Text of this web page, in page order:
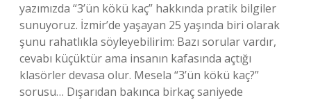
yazımızda “3’ün kökü kaç” hakkında pratik bilgiler
sunuyoruz. İzmir’de yaşayan 25 yaşında biri olarak
şunu rahatlıkla söyleyebilirim: Bazı sorular vardır,
cevabı küçüktür ama insanın kafasında açtığı
klasörler devasa olur. Mesela “3’ün kökü kaç?”
sorusu… Dışarıdan bakınca birkaç saniyede